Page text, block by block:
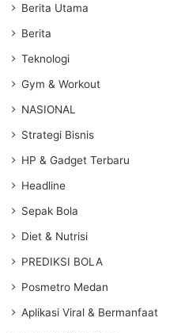
Berita Utama
Berita
Teknologi
Gym & Workout
NASIONAL
Strategi Bisnis
HP & Gadget Terbaru
Headline
Sepak Bola
Diet & Nutrisi
PREDIKSI BOLA
Posmetro Medan
Aplikasi Viral & Bermanfaat